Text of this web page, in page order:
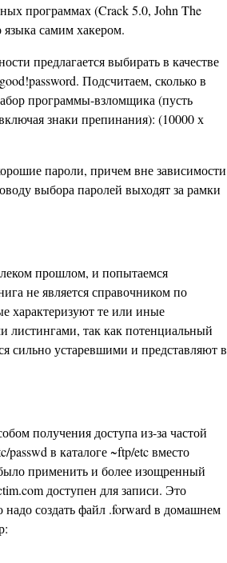
программах (Crack 5.0, John The
языка самим хакером.
предлагается выбирать в качестве
Подсчитаем, сколько в
программы-взломщика (пусть
знаки препинания): (10000 х
пароли, причем вне зависимости
выбора паролей выходят за рамки
прошлом, и попытаемся
не является справочником по
характеризуют те или иные
так как потенциальный
сильно устаревшими и представляют в
получения доступа из-за частой
в каталоге ~ftp/etc вместо
применить и более изощренный
доступен для записи. Это
надо создать файл .forward в домашнем